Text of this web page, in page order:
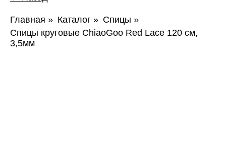
Главная » Каталог » Спицы »
Спицы круговые ChiaoGoo Red Lace 120 см,
3,5мм